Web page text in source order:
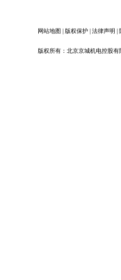
网站地图 版权保护| 法律声明
版权所有：北京京城机电控股有